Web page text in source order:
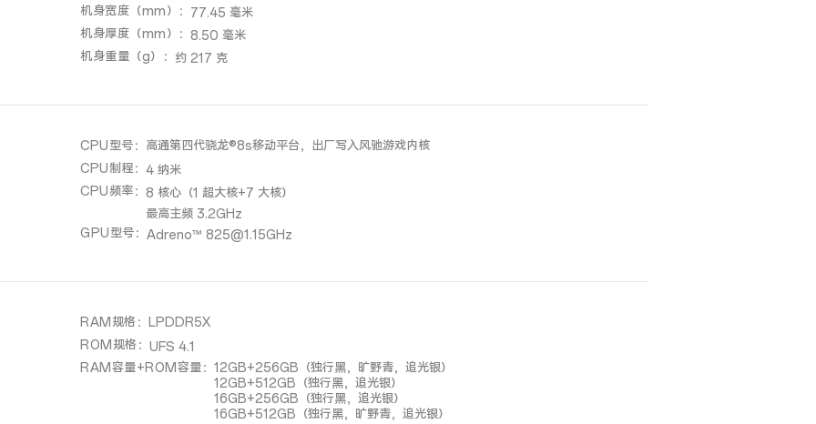
机身宽度（mm） ： 77.45 毫米
机身厚度（mm） ： 8.50 毫米
机身重量（g）
： 约 217 克
CPU型号： 高通第四代骁龙®8s移动平台，出厂写入风驰游戏内核
CPU制程： 4 纳米
CPU频率： 8 核心（1 超大核+7 大核）
最高主频 3.2GHz
GPU型号： Adreno™ 825@1.15GHz
RAM规格：
LPDDR5X
ROM规格： UFS 4.1
RAM容量+ROM容量： 12GB+256GB（独行黑，旷野青，追光银）
12GB+512GB（独行黑，追光银）
16GB+256GB（独行黑，追光银）
16GB+512GB（独行黑，旷野青，追光银）